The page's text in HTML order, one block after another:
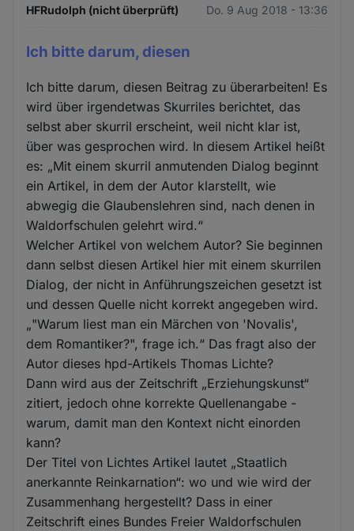
HFRudolph (nicht überprüft) Do. 9 Aug 2018 - 13:36
Ich bitte darum, diesen
Ich bitte darum, diesen Beitrag zu überarbeiten! Es
wird über irgendetwas Skurriles berichtet, das
selbst aber skurril erscheint, weil nicht klar ist,
über was gesprochen wird. In diesem Artikel heißt
es: „Mit einem skurril anmutenden Dialog beginnt
ein Artikel, in dem der Autor klarstellt, wie
abwegig die Glaubenslehren sind, nach denen in
Waldorfschulen gelehrt wird.“
Welcher Artikel von welchem Autor? Sie beginnen
dann selbst diesen Artikel hier mit einem skurrilen
Dialog, der nicht in Anführungszeichen gesetzt ist
und dessen Quelle nicht korrekt angegeben wird.
„"Warum liest man ein Märchen von 'Novalis',
dem Romantiker?", frage ich.“ Das fragt also der
Autor dieses hpd-Artikels Thomas Lichte?
Dann wird aus der Zeitschrift „Erziehungskunst“
zitiert, jedoch ohne korrekte Quellenangabe -
warum, damit man den Kontext nicht einorden
kann?
Der Titel von Lichtes Artikel lautet „Staatlich
anerkannte Reinkarnation“: wo und wie wird der
Zusammenhang hergestellt? Dass in einer
Zeitschrift eines Bundes Freier Waldorfschulen